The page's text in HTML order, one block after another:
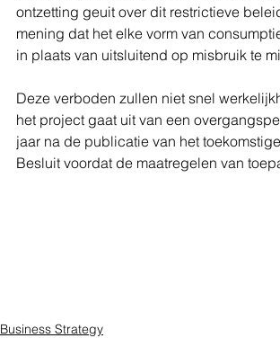
ontzetting geuit over dit restrictieve
mening dat het elke vorm van
in plaats van uitsluitend op misbruik te
Deze verboden zullen niet snel
het project gaat uit van een
jaar na de publicatie van het
Besluit voordat de maatregelen van
Business Strategy